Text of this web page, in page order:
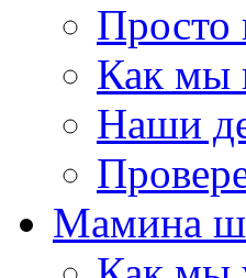
Просто
Как мы
Наши
Мамина